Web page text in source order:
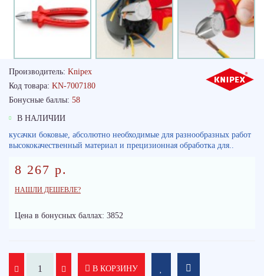
Производитель: Knipex
Код товара: KN-7007180
Бонусные баллы: 58
В НАЛИЧИИ
кусачки боковые, абсолютно необходимые для разнообразных работ
высококачественный материал и прецизионная обработка для..
8 267 р.
НАШЛИ ДЕШЕВЛЕ?
Цена в бонусных баллах: 3852
В КОРЗИНУ